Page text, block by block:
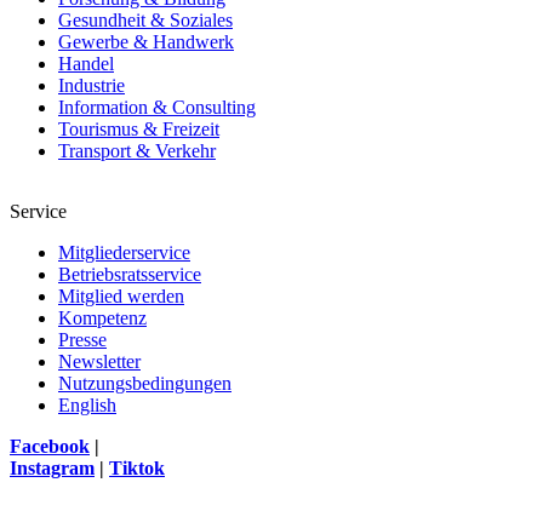
Gesundheit & Soziales
Gewerbe & Handwerk
Handel
Industrie
Information & Consulting
Tourismus & Freizeit
Transport & Verkehr
Service
Mitgliederservice
Betriebsratsservice
Mitglied werden
Kompetenz
Presse
Newsletter
Nutzungsbedingungen
English
Facebook |
Instagram | Tiktok